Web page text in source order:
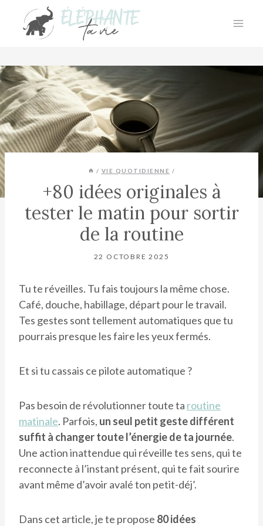
contenu
/ VIE QUOTIDIENNE /
+80 idées originales à
tester le matin pour sortir
de la routine
22 OCTOBRE 2025
Tu te réveilles. Tu fais toujours la même chose.
Café, douche, habillage, départ pour le travail.
Tes gestes sont tellement automatiques que tu
pourrais presque les faire les yeux fermés.
Et si tu cassais ce pilote automatique ?
Pas besoin de révolutionner toute ta routine
matinale. Parfois, un seul petit geste différent
suffit à changer toute l’énergie de ta journée.
Une action inattendue qui réveille tes sens, qui te
reconnecte à l’instant présent, qui te fait sourire
avant même d’avoir avalé ton petit-déj’.
Dans cet article, je te propose 80 idées